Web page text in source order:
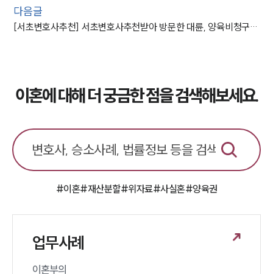
다음글
[서초변호사추천] 서초변호사추천받아 방문한 대륜, 양육비청구 방어성공
이혼에 대해 더 궁금한 점을 검색해보세요.
#이혼#재산분할#위자료#사실혼#양육권
업무사례
이혼부의